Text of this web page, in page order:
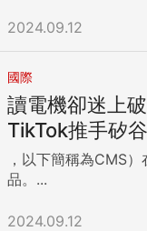
2024.09.12
國際
讀電機卻迷上
TikTok推手矽
，以下簡稱為CMS）
品。...
2024.09.12